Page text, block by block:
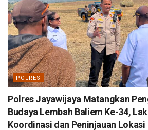
POLRES
Polres Jayawijaya Matangkan
Budaya Lembah Baliem Ke-34,
Koordinasi dan Peninjauan Lokasi